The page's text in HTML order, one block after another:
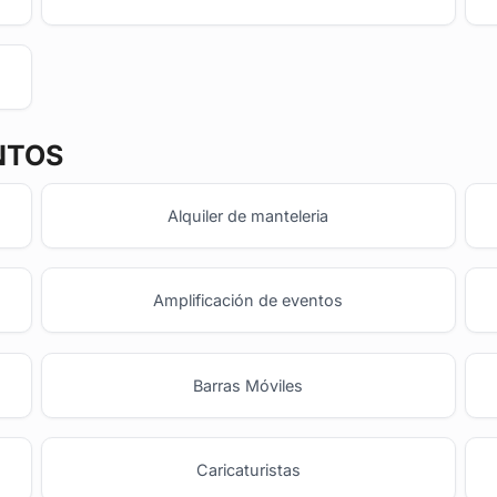
Alquiler de manteleria
Amplificación de eventos
Barras Móviles
Caricaturistas